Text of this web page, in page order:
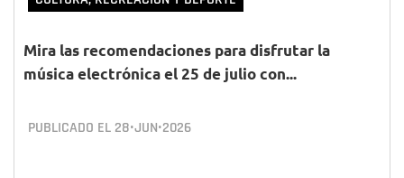
Mira las recomendaciones para disfrutar la
música electrónica el 25 de julio con...
PUBLICADO EL 28•JUN•2026